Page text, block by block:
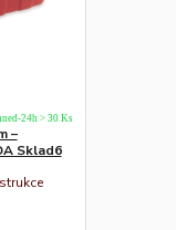
–
Sklad6
24h > 30 Ks